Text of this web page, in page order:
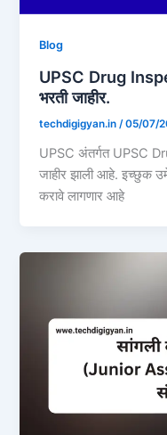
Blog
UPSC Drug
भरती जाहीर.
techdigigyan.in/05/07/
UPSC अंतर्गत UPSC
जाहीर झाली आहे. इच्छुक
करावे लागणार आहे